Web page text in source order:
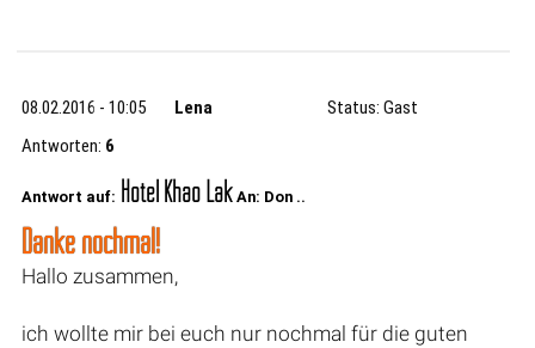
08.02.2016 - 10:05 Lena
Status: Gast
Antworten: 6
Antwort auf: Hotel Khao Lak An: Don ..
Danke nochmal!
Hallo zusammen,
ich wollte mir bei euch nur nochmal für die guten